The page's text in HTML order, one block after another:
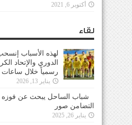
أكتوبر 6, 2021
لقاء
لهذه الأسباب
الدوري والإتحاد
رسمياً خلال ساعات
يناير 13, 2026
شباب الساحل يبحث عن فوزه
التضامن صور
يناير 26, 2025